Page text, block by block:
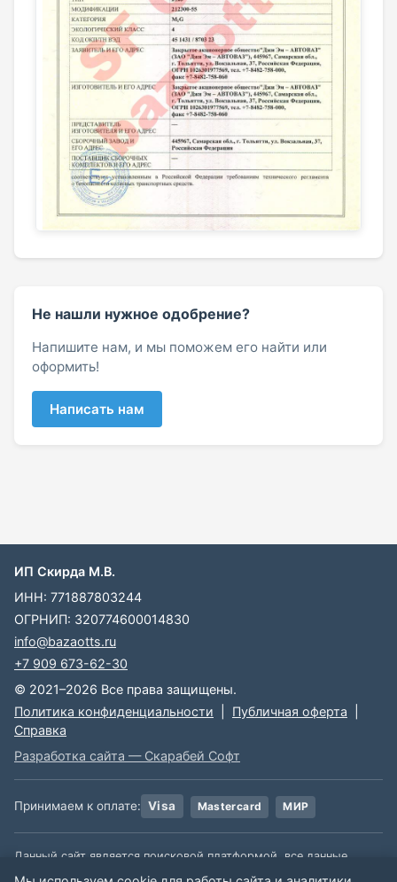
Не нашли нужное одобрение?
Напишите нам, и мы поможем его найти или
оформить!
Написать нам
ИП Скирда М.В.
ИНН: 771887803244
ОГРНИП: 320774600014830
info@bazaotts.ru
+7 909 673-62-30
© 2021–2026 Все права защищены.
Политика конфиденциальности
Публичная оферта
Справка
Разработка сайта — Скарабей Софт
Принимаем к оплате: Visa Mastercard МИР
Данный сайт является поисковой платформой, все данные,